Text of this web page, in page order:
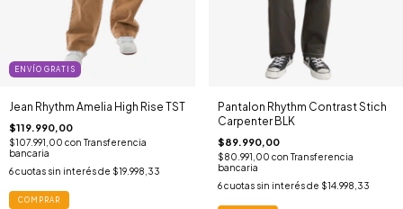
ENVÍO GRATIS
Jean Rhythm Amelia High Rise TST
$119.990,00
$107.991,00 con Transferencia
bancaria
6cuotas sin interés de $19.998,33
COMPRAR
Pantalon Rhythm Contrast Stich
Carpenter BLK
$89.990,00
$80.991,00 con Transferencia
bancaria
6 cuotas sin interés de $14.998,33